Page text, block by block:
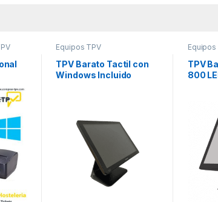
Equipos TPV
TPV Barato Tactil con
Windows Incluido
Equipos
TPV
800